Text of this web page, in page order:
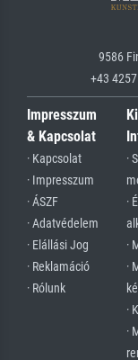
9586
+43
Impresszum
& Kapcsolat
· Kapcsolat
· Impresszum
· ÁSZF
· Adatvédelem
· Elállási Jog
· Reklamáció
· Rólunk
·
·
·
·
·
·